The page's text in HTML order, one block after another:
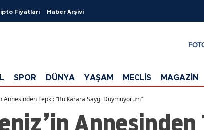
Fiyatları Haber Arşivi
SPOR DÜNYA YAŞAM MECLİS MAGAZİN
Annesinden Tepki: “Bu Karara Saygı Duymuyorum”
Annesinden